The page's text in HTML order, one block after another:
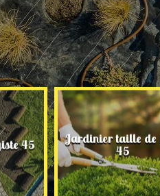
45 Jardinier taille de
45